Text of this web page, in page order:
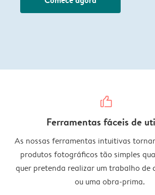
thumbs_up
Ferramentas fáceis de
As nossas ferramentas intuitivas
produtos fotográficos tão simples
quer pretenda realizar um trabalho de
ou uma obra-prima.